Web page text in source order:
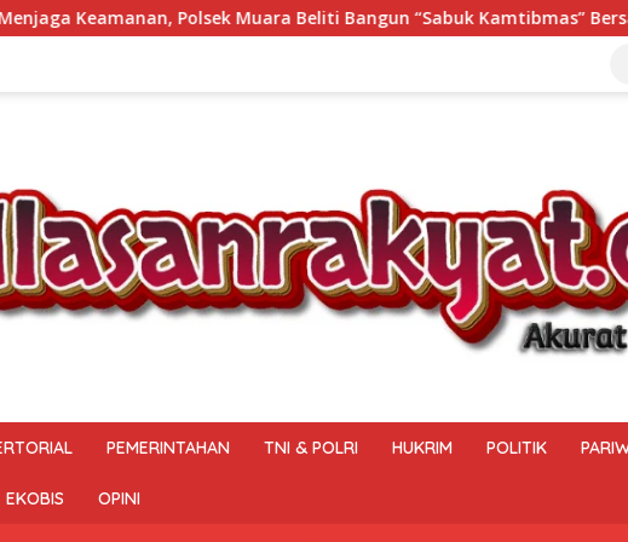
Beliti Bangun “Sabuk Kamtibmas” Bersama Masyarakat
PEMERINTAHAN TNI & POLRI HUKRIM POLITIK
EKOBIS OPINI